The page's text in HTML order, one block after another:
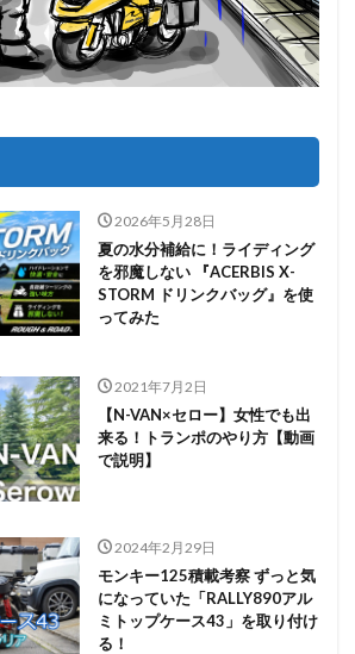
2026年5月28日
夏の水分補給に！ライディング
を邪魔しない 『ACERBIS X-
STORM ドリンクバッグ』を使
ってみた
2021年7月2日
【N-VAN×セロー】女性でも出
来る！トランポのやり方【動画
で説明】
2024年2月29日
モンキー125積載考察 ずっと気
になっていた「RALLY890アル
ミトップケース43」を取り付け
る！